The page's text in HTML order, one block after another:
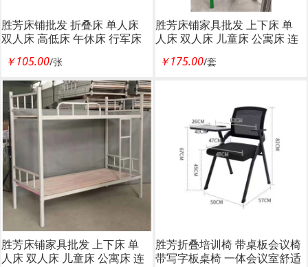
胜芳床铺批发 折叠床 单人床
双人床 高低床 午休床 行军床
成林家具
￥105.00/张
胜芳床铺家具批发 上下床 单
人床 双人床 儿童床 公寓床 连
宿舍床 鑫成林家具
￥175.00/套
胜芳床铺家具批发 上下床 单
人床 双人床 儿童床 公寓床 连
胜芳折叠培训椅 带桌板会议椅
带写字板桌椅 一体会议室舒适